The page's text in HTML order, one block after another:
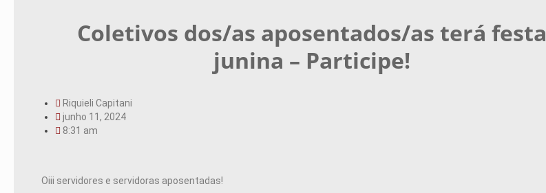
Coletivos dos/as aposentados/as terá festa
junina – Participe!
Riquieli Capitani
junho 11, 2024
8:31 am
Oiii servidores e servidoras aposentadas!